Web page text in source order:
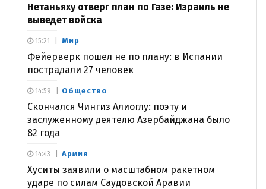
Нетаньяху отверг план по Газе: Израиль не
выведет войска
Мир
Фейерверк пошел не по плану: в Испании
пострадали 27 человек
15:21
Общество
Скончался Чингиз Алиоглу: поэту и
заслуженному деятелю Азербайджана было
82 года
14:59
Армия
Хуситы заявили о масштабном ракетном
ударе по силам Саудовской Аравии
14:43